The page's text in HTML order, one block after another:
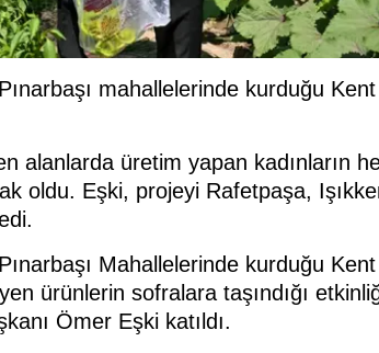
mahallelerinde kurduğu Kent
alanlarda üretim yapan kadınların
oldu. Eşki, projeyi Rafetpaşa,
Mahallelerinde kurduğu Kent
ürünlerin sofralara taşındığı
Ömer Eşki katıldı.